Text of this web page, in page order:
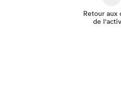
Retour aux
de